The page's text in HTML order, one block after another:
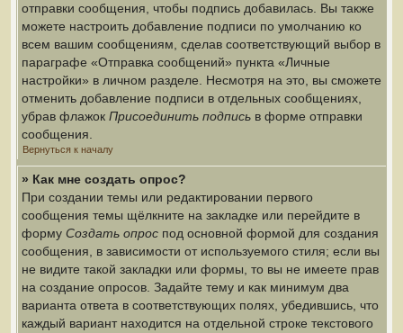
отправки сообщения, чтобы подпись добавилась. Вы также
можете настроить добавление подписи по умолчанию ко
всем вашим сообщениям, сделав соответствующий выбор в
параграфе «Отправка сообщений» пункта «Личные
настройки» в личном разделе. Несмотря на это, вы сможете
отменить добавление подписи в отдельных сообщениях,
убрав флажок Присоединить подпись в форме отправки
сообщения.
Вернуться к началу
» Как мне создать опрос?
При создании темы или редактировании первого
сообщения темы щёлкните на закладке или перейдите в
форму Создать опрос под основной формой для создания
сообщения, в зависимости от используемого стиля; если вы
не видите такой закладки или формы, то вы не имеете прав
на создание опросов. Задайте тему и как минимум два
варианта ответа в соответствующих полях, убедившись, что
каждый вариант находится на отдельной строке текстового